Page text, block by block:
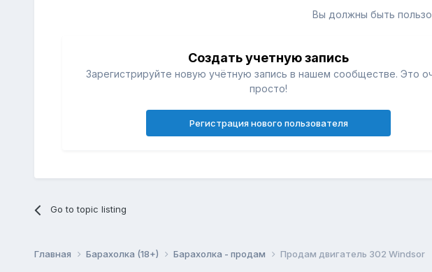
Вы должны быть
Создать учетную запись
Зарегистрируйте новую учётную запись в нашем сообществе. Это
просто!
Регистрация нового пользователя
Go to topic listing
Главная Барахолка (18+) Барахолка - продам Продам двигатель 302 Windsor